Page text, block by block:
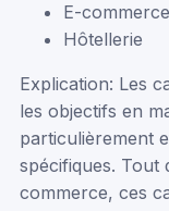
E-commerce
Hôtellerie
Explication: Les
les objectifs en
particulièrement
spécifiques. Tout
commerce, ces